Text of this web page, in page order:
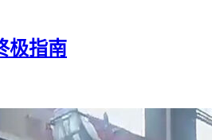
极指南